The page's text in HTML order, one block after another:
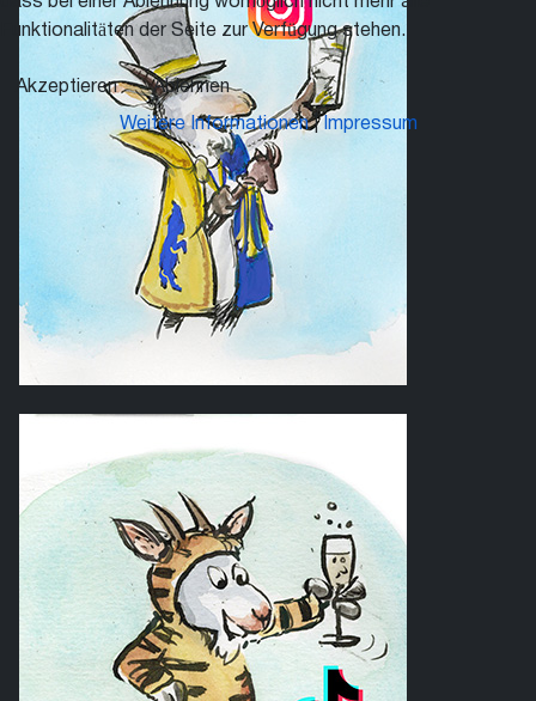
Funktionalitäten der Seite zur Verfügung stehen.
Akzeptieren Ablehnen
Weitere Informationen| Impressum